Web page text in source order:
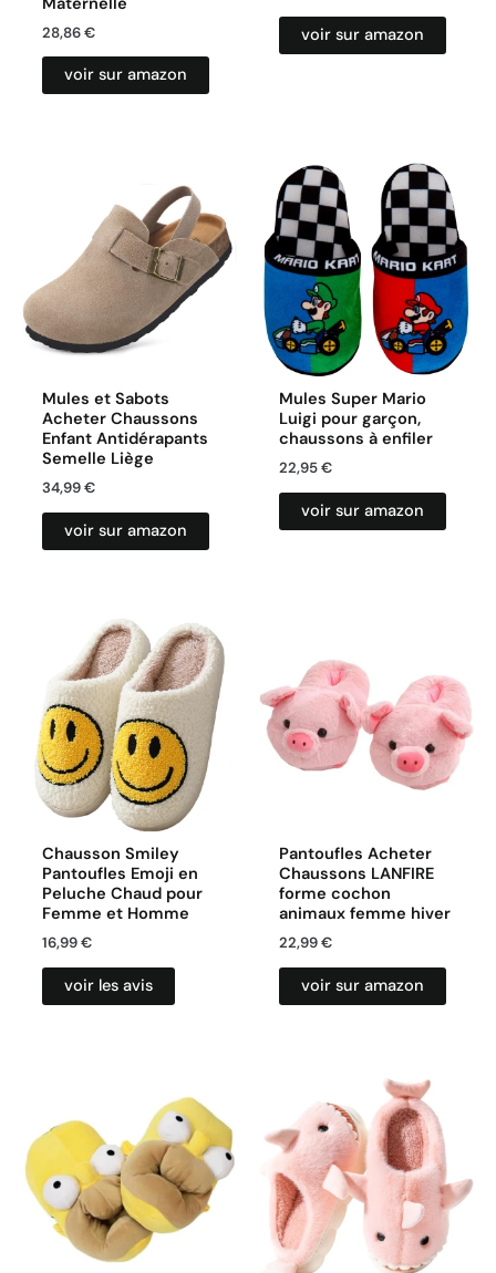
Maternelle
28,86€
voir sur amazon
voir sur amazon
Mules et Sabots
Acheter Chaussons
Enfant Antidérapants
Semelle Liège
34,99€
voir sur amazon
Mules Super Mario
Luigi pour garçon,
chaussons à enfiler
22,95€
voir sur amazon
Chausson Smiley
Pantoufles Emoji en
Peluche Chaud pour
Femme et Homme
16,99€
voir les avis
Pantoufles Acheter
Chaussons LANFIRE
forme cochon
animaux femme hiver
22,99€
voir sur amazon